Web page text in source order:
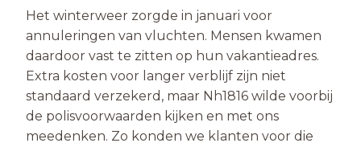
Het winterweer zorgde in januari voor
annuleringen van vluch­ten. Mensen kwamen
daardoor vast te zitten op hun vakantie­adres.
Extra kosten voor langer verblijf zijn niet
standaard ver­zekerd, maar Nh1816 wilde voorbij
de polisvoorwaarden kijken en met ons
meedenken. Zo konden we klanten voor die